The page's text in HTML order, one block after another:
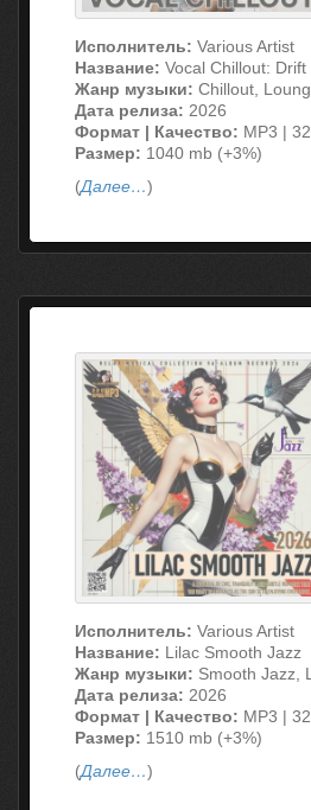
Исполнитель: Various Artist
Название: Vocal Chillout: Drift
Жанр музыки: Chillout,
Дата релиза: 2026
Формат | Качество: MP3 |
Размер: 1040 mb (+3%)
(Далее…)
Исполнитель: Various Artist
Название: Lilac Smooth Jazz
Жанр музыки: Smooth Jazz,
Дата релиза: 2026
Формат | Качество: MP3 |
Размер: 1510 mb (+3%)
(Далее…)